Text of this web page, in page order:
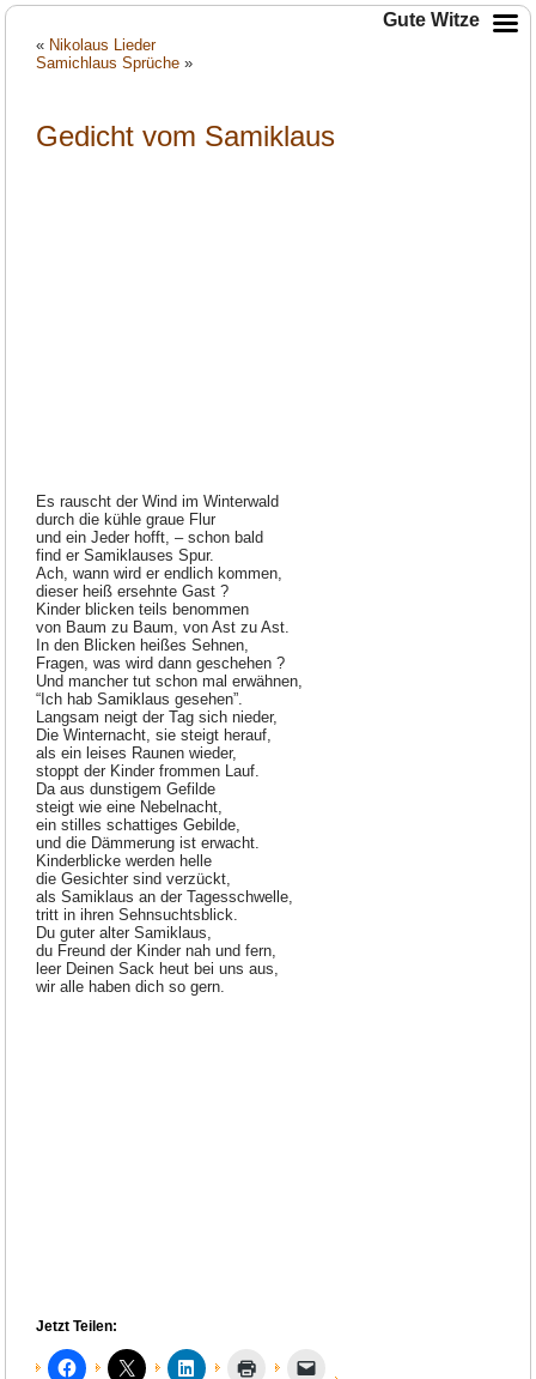
« Nikolaus Lieder
Samichlaus Sprüche »
Gedicht vom Samiklaus
Es rauscht der Wind im Winterwald
durch die kühle graue Flur
und ein Jeder hofft, – schon bald
find er Samiklauses Spur.
Ach, wann wird er endlich kommen,
dieser heiß ersehnte Gast ?
Kinder blicken teils benommen
von Baum zu Baum, von Ast zu Ast.
In den Blicken heißes Sehnen,
Fragen, was wird dann geschehen ?
Und mancher tut schon mal erwähnen,
“Ich hab Samiklaus gesehen”.
Langsam neigt der Tag sich nieder,
Die Winternacht, sie steigt herauf,
als ein leises Raunen wieder,
stoppt der Kinder frommen Lauf.
Da aus dunstigem Gefilde
steigt wie eine Nebelnacht,
ein stilles schattiges Gebilde,
und die Dämmerung ist erwacht.
Kinderblicke werden helle
die Gesichter sind verzückt,
als Samiklaus an der Tagesschwelle,
tritt in ihren Sehnsuchtsblick.
Du guter alter Samiklaus,
du Freund der Kinder nah und fern,
leer Deinen Sack heut bei uns aus,
wir alle haben dich so gern.
Jetzt Teilen:
Gute Witze